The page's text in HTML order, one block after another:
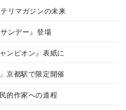
リマガジンの未来
ンデー』登場
ンピオン』表紙に
京都駅で限定開催
的作家への道程